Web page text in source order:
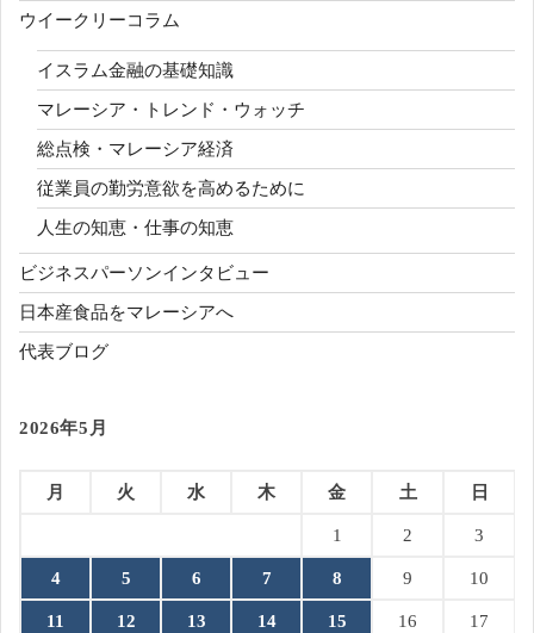
ウイークリーコラム
イスラム金融の基礎知識
マレーシア・トレンド・ウォッチ
総点検・マレーシア経済
従業員の勤労意欲を高めるために
人生の知恵・仕事の知恵
ビジネスパーソンインタビュー
日本産食品をマレーシアへ
代表ブログ
2026年5月
月 火 水 木 金 土 日
1 2 3
4 5 6 7 8 9 10
11 12 13 14 15 16 17